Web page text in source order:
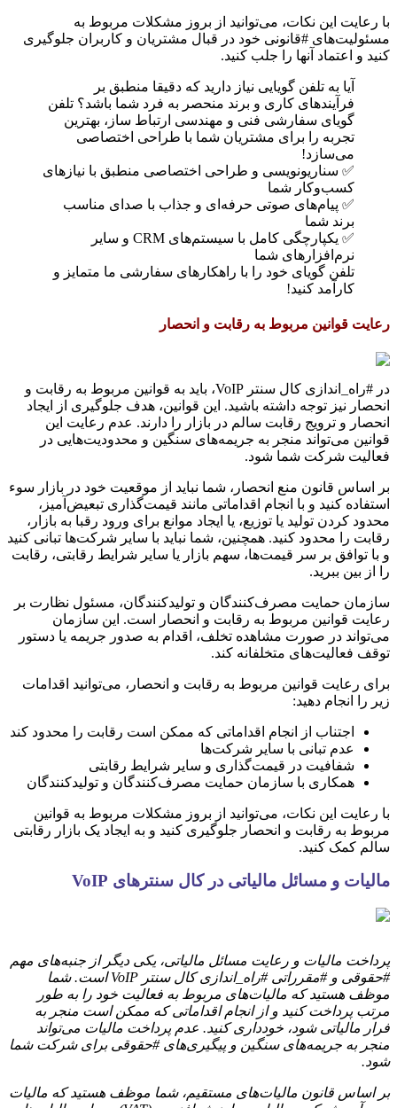
با رعایت این نکات، می‌توانید از بروز مشکلات مربوط به
مسئولیت‌های #قانونی خود در قبال مشتریان و کاربران جلوگیری
کنید و اعتماد آنها را جلب کنید.
آیا به تلفن گویایی نیاز دارید که دقیقا منطبق بر
فرآیندهای کاری و برند منحصر به فرد شما باشد؟ تلفن
گویای سفارشی فنی و مهندسی ارتباط ساز، بهترین
تجربه را برای مشتریان شما با طراحی اختصاصی
می‌سازد!
✅ سناریونویسی و طراحی اختصاصی منطبق با نیازهای
کسب‌وکار شما
✅ پیام‌های صوتی حرفه‌ای و جذاب با صدای مناسب
برند شما
✅ یکپارچگی کامل با سیستم‌های CRM و سایر
نرم‌افزارهای شما
تلفن گویای خود را با راهکارهای سفارشی ما متمایز و
کارآمد کنید!
رعایت قوانین مربوط به رقابت و انحصار
در #راه_اندازی کال سنتر VoIP، باید به قوانین مربوط به رقابت و
انحصار نیز توجه داشته باشید. این قوانین، هدف جلوگیری از ایجاد
انحصار و ترویج رقابت سالم در بازار را دارند. عدم رعایت این
قوانین می‌تواند منجر به جریمه‌های سنگین و محدودیت‌هایی در
فعالیت شرکت شما شود.
بر اساس قانون منع انحصار، شما نباید از موقعیت خود در بازار سوء
استفاده کنید و با انجام اقداماتی مانند قیمت‌گذاری تبعیض‌آمیز،
محدود کردن تولید یا توزیع، یا ایجاد موانع برای ورود رقبا به بازار،
رقابت را محدود کنید. همچنین، شما نباید با سایر شرکت‌ها تبانی کنید
و با توافق بر سر قیمت‌ها، سهم بازار یا سایر شرایط رقابتی، رقابت
را از بین ببرید.
سازمان حمایت مصرف‌کنندگان و تولیدکنندگان، مسئول نظارت بر
رعایت قوانین مربوط به رقابت و انحصار است. این سازمان
می‌تواند در صورت مشاهده تخلف، اقدام به صدور جریمه یا دستور
توقف فعالیت‌های متخلفانه کند.
برای رعایت قوانین مربوط به رقابت و انحصار، می‌توانید اقدامات
زیر را انجام دهید:
اجتناب از انجام اقداماتی که ممکن است رقابت را محدود کند
عدم تبانی با سایر شرکت‌ها
شفافیت در قیمت‌گذاری و سایر شرایط رقابتی
همکاری با سازمان حمایت مصرف‌کنندگان و تولیدکنندگان
با رعایت این نکات، می‌توانید از بروز مشکلات مربوط به قوانین
مربوط به رقابت و انحصار جلوگیری کنید و به ایجاد یک بازار رقابتی
سالم کمک کنید.
مالیات و مسائل مالیاتی در کال سنترهای VoIP
پرداخت مالیات و رعایت مسائل مالیاتی، یکی دیگر از جنبه‌های مهم
#حقوقی و #مقرراتی #راه_اندازی کال سنتر VoIP است. شما
موظف هستید که مالیات‌های مربوط به فعالیت خود را به طور
مرتب پرداخت کنید و از انجام اقداماتی که ممکن است منجر به
فرار مالیاتی شود، خودداری کنید. عدم پرداخت مالیات می‌تواند
منجر به جریمه‌های سنگین و پیگیری‌های #حقوقی برای شرکت شما
شود.
بر اساس قانون مالیات‌های مستقیم، شما موظف هستید که مالیات